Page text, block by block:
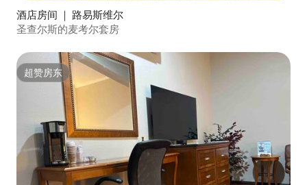
酒店房间 ｜ 路易斯维尔
圣查尔斯的麦考尔套房
超赞房东
超赞房东